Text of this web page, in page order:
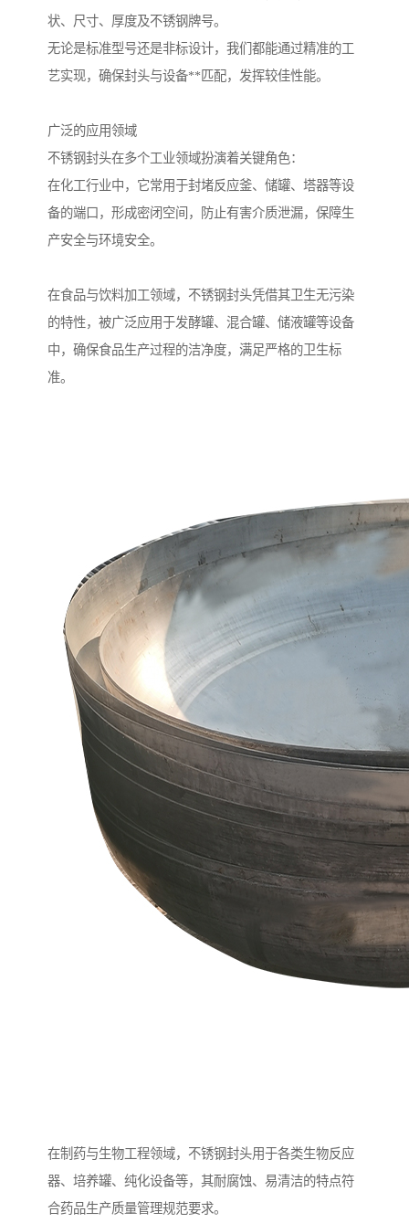
状、尺寸、厚度及不锈钢牌号。
无论是标准型号还是非标设计，我们都能通过精准的工
艺实现，确保封头与设备**匹配，发挥较佳性能。
广泛的应用领域
不锈钢封头在多个工业领域扮演着关键角色：
在化工行业中，它常用于封堵反应釜、储罐、塔器等设
备的端口，形成密闭空间，防止有害介质泄漏，保障生
产安全与环境安全。
在食品与饮料加工领域，不锈钢封头凭借其卫生无污染
的特性，被广泛应用于发酵罐、混合罐、储液罐等设备
中，确保食品生产过程的洁净度，满足严格的卫生标
准。
在制药与生物工程领域，不锈钢封头用于各类生物反应
器、培养罐、纯化设备等，其耐腐蚀、易清洁的特点符
合药品生产质量管理规范要求。